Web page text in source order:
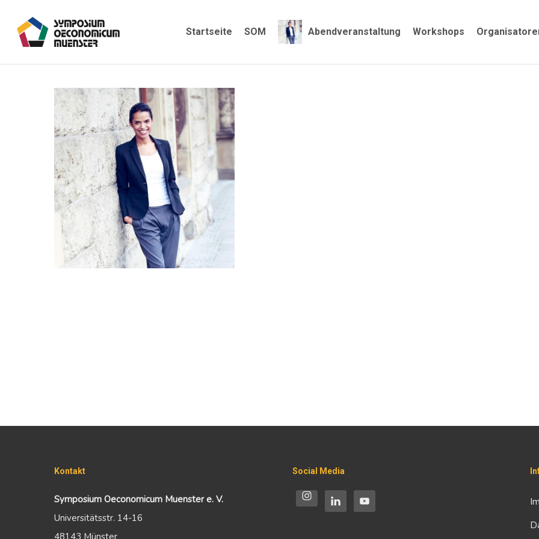
Startseite SOM Abendveranstaltung Workshops
Kontakt
Symposium Oeconomicum Muenster e. V.
Universitätsstr. 14-16
48143 Münster
Social Media